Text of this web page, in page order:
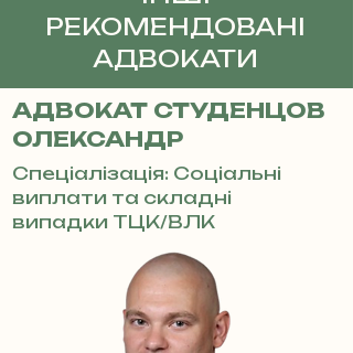
РЕКОМЕНДОВАНІ
АДВОКАТИ
АДВОКАТ СТУДЕНЦОВ
ОЛЕКСАНДР
Спеціалізація: Соціальні
виплати та складні
випадки ТЦК/ВЛК